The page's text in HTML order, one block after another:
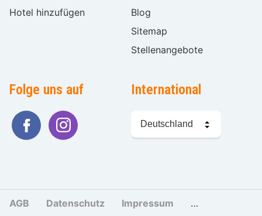
Hotel hinzufügen
Blog
Sitemap
Stellenangebote
Folge uns auf International
wählen
AGB Datenschutz Impressum Cookies und